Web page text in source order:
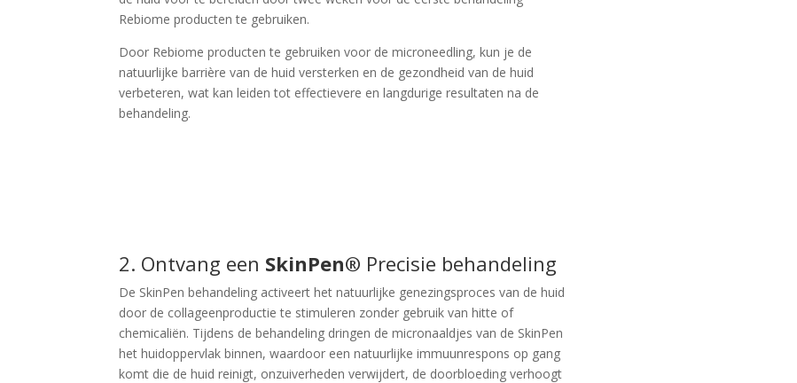
Rebiome producten te gebruiken.
Door Rebiome producten te gebruiken voor de microneedling, kun je de
natuurlijke barrière van de huid versterken en de gezondheid van de huid
verbeteren, wat kan leiden tot effectievere en langdurige resultaten na de
behandeling.
2. Ontvang een SkinPen® Precisie behandeling
De SkinPen behandeling activeert het natuurlijke genezingsproces van de huid
door de collageenproductie te stimuleren zonder gebruik van hitte of
chemicaliën. Tijdens de behandeling dringen de micronaaldjes van de SkinPen
het huidoppervlak binnen, waardoor een natuurlijke immuunrespons op gang
komt die de huid reinigt, onzuiverheden verwijdert, de doorbloeding verhoogt